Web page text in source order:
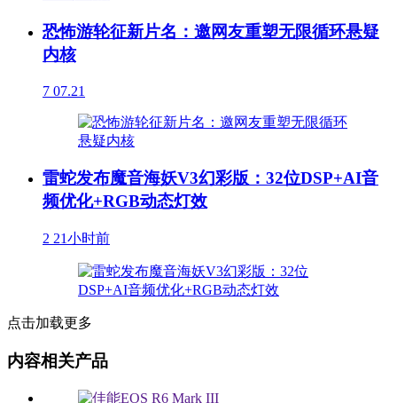
恐怖游轮征新片名：邀网友重塑无限循环悬疑
内核
7 07.21
雷蛇发布魔音海妖V3幻彩版：32位DSP+AI音
频优化+RGB动态灯效
2 21小时前
点击加载更多
内容相关产品